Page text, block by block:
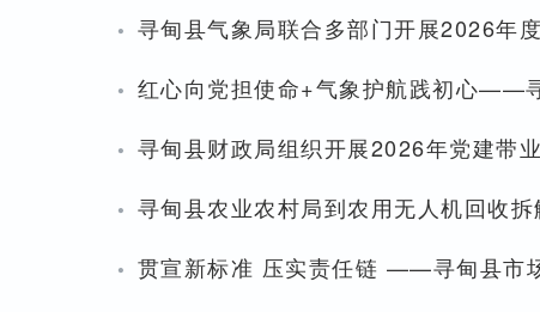
· 寻甸县气象局联合多部门开展2026年
· 红心向党担使命+气象护航践初心——
· 寻甸县财政局组织开展2026年党建带
· 寻甸县农业农村局到农用无人机回收
· 贯宣新标准 压实责任链 ——寻甸县市